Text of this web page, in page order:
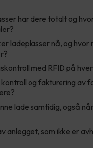
har dere totalt og
ladeplasser nå, og hvor
med RFID på
og fakturering av
lade samtidig, også
anlegget, som ikke er